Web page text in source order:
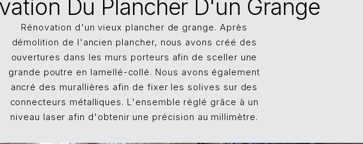
Du Plancher D'un Grange
Rénovation d'un vieux plancher de grange. Après
démolition de l'ancien plancher, nous avons créé des
ouvertures dans les murs porteurs afin de sceller une
grande poutre en lamellé-collé. Nous avons également
ancré des murallières afin de fixer les solives sur des
connecteurs métalliques. L'ensemble réglé grâce à un
niveau laser afin d'obtenir une précision au millimètre.